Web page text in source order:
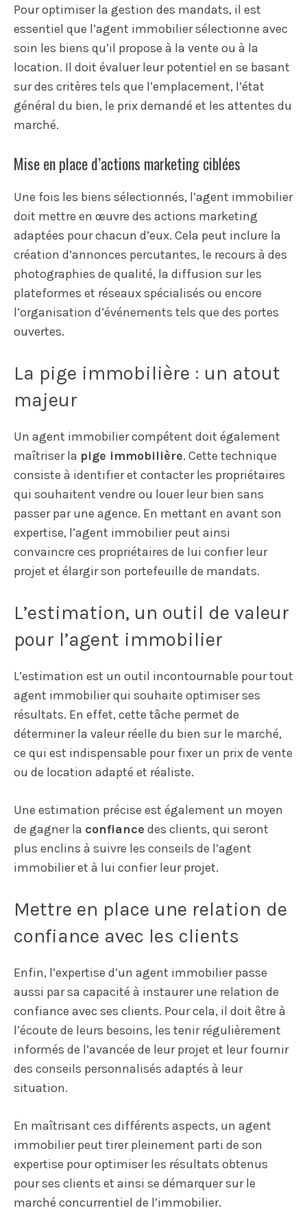
Pour optimiser la gestion des mandats, il est
essentiel que l’agent immobilier sélectionne avec
soin les biens qu’il propose à la vente ou à la
location. Il doit évaluer leur potentiel en se basant
sur des critères tels que l’emplacement, l’état
général du bien, le prix demandé et les attentes du
marché.
Mise en place d’actions marketing ciblées
Une fois les biens sélectionnés, l’agent immobilier
doit mettre en œuvre des actions marketing
adaptées pour chacun d’eux. Cela peut inclure la
création d’annonces percutantes, le recours à des
photographies de qualité, la diffusion sur les
plateformes et réseaux spécialisés ou encore
l’organisation d’événements tels que des portes
ouvertes.
La pige immobilière : un atout
majeur
Un agent immobilier compétent doit également
maîtriser la pige immobilière. Cette technique
consiste à identifier et contacter les propriétaires
qui souhaitent vendre ou louer leur bien sans
passer par une agence. En mettant en avant son
expertise, l’agent immobilier peut ainsi
convaincre ces propriétaires de lui confier leur
projet et élargir son portefeuille de mandats.
L’estimation, un outil de valeur
pour l’agent immobilier
L’estimation est un outil incontournable pour tout
agent immobilier qui souhaite optimiser ses
résultats. En effet, cette tâche permet de
déterminer la valeur réelle du bien sur le marché,
ce qui est indispensable pour fixer un prix de vente
ou de location adapté et réaliste.
Une estimation précise est également un moyen
de gagner la confiance des clients, qui seront
plus enclins à suivre les conseils de l’agent
immobilier et à lui confier leur projet.
Mettre en place une relation de
confiance avec les clients
Enfin, l’expertise d’un agent immobilier passe
aussi par sa capacité à instaurer une relation de
confiance avec ses clients. Pour cela, il doit être à
l’écoute de leurs besoins, les tenir régulièrement
informés de l’avancée de leur projet et leur fournir
des conseils personnalisés adaptés à leur
situation.
En maîtrisant ces différents aspects, un agent
immobilier peut tirer pleinement parti de son
expertise pour optimiser les résultats obtenus
pour ses clients et ainsi se démarquer sur le
marché concurrentiel de l’immobilier.